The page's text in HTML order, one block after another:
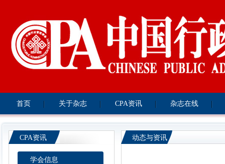
首页 关于杂志 CPA资讯 杂志在线
CPA资讯
学会信息
动态与资讯